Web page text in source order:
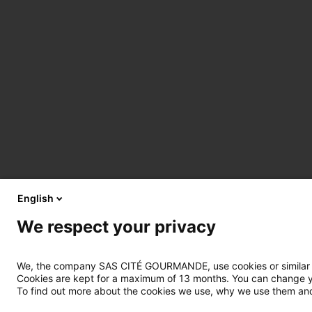
English
We respect your privacy
We, the company SAS CITÉ GOURMANDE, use cookies or
Cookies are kept for a maximum of 13 months. You can
To find out more about the cookies we use, why we use them